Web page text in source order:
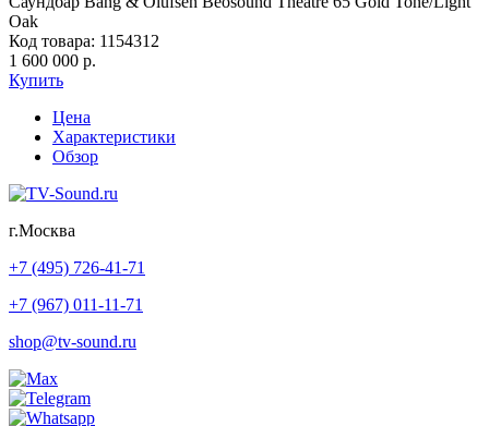
Oak
Код товара: 1154312
1 600 000 р.
Купить
Цена
Характеристики
Обзор
г.Москва
+7 (495) 726-41-71
+7 (967) 011-11-71
shop@tv-sound.ru